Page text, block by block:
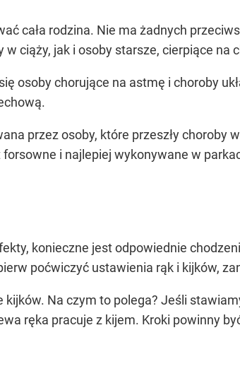
cała rodzina. Nie ma żadnych
ciąży, jak i osoby starsze, cierpiące na
osoby chorujące na astmę i choroby
przez osoby, które przeszły choroby
i najlepiej wykonywane w
konieczne jest odpowiednie
poćwiczyć ustawienia rąk i kijków,
kijków. Na czym to polega? Jeśli
ręka pracuje z kijem. Kroki powinny